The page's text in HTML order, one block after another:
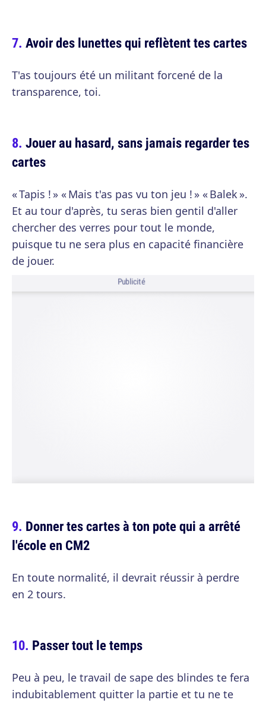
Avoir des lunettes qui reflètent tes cartes
T'as toujours été un militant forcené de la
transparence, toi.
Jouer au hasard, sans jamais regarder tes
cartes
« Tapis ! » « Mais t'as pas vu ton jeu ! » « Balek ».
Et au tour d'après, tu seras bien gentil d'aller
chercher des verres pour tout le monde,
puisque tu ne sera plus en capacité financière
de jouer.
Publicité
Donner tes cartes à ton pote qui a arrêté
l'école en CM2
En toute normalité, il devrait réussir à perdre
en 2 tours.
Passer tout le temps
Peu à peu, le travail de sape des blindes te fera
indubitablement quitter la partie et tu ne te